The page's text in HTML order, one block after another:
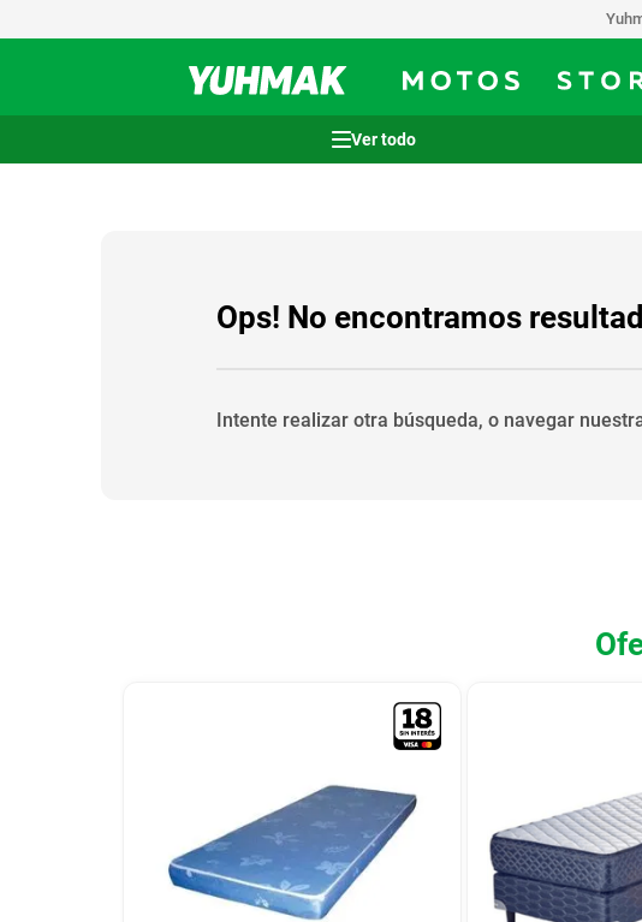
Ops! No encontramos
Intente realizar otra búsqueda, o navegar